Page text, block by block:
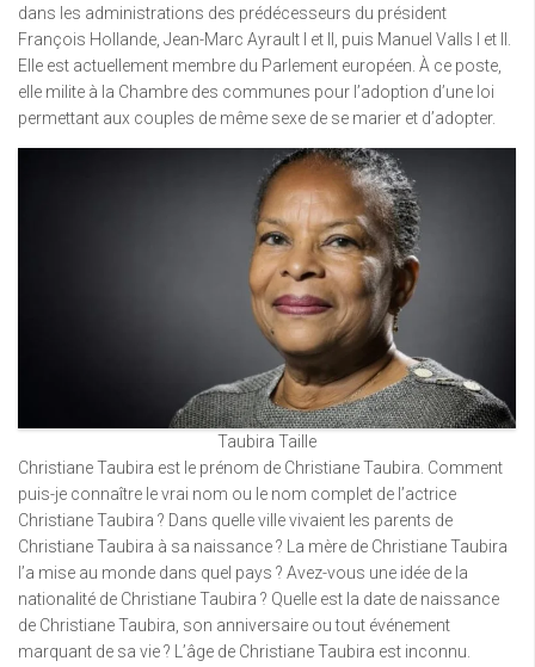
dans les administrations des prédécesseurs du président
François Hollande, Jean-Marc Ayrault I et II, puis Manuel Valls I et II.
Elle est actuellement membre du Parlement européen. À ce poste,
elle milite à la Chambre des communes pour l’adoption d’une loi
permettant aux couples de même sexe de se marier et d’adopter.
Taubira Taille
Christiane Taubira est le prénom de Christiane Taubira. Comment
puis-je connaître le vrai nom ou le nom complet de l’actrice
Christiane Taubira ? Dans quelle ville vivaient les parents de
Christiane Taubira à sa naissance ? La mère de Christiane Taubira
l’a mise au monde dans quel pays ? Avez-vous une idée de la
nationalité de Christiane Taubira ? Quelle est la date de naissance
de Christiane Taubira, son anniversaire ou tout événement
marquant de sa vie ? L’âge de Christiane Taubira est inconnu.